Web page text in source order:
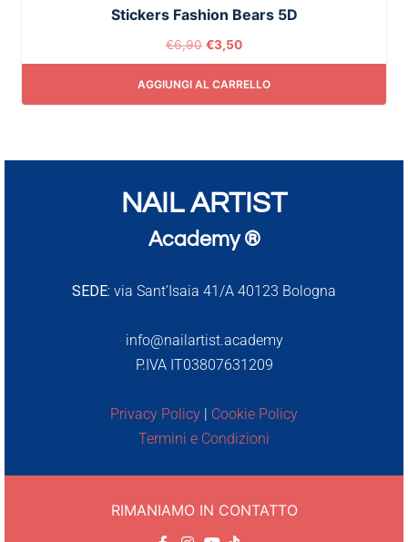
Stickers Fashion Bears 5D
€6,90 €3,50
AGGIUNGI AL CARRELLO
NAIL ARTIST
Academy ®
SEDE: via Sant’Isaia 41/A 40123 Bologna
info@nailartist.academy
P.IVA IT03807631209
Privacy Policy | Cookie Policy
Termini e Condizioni
RIMANIAMO IN CONTATTO